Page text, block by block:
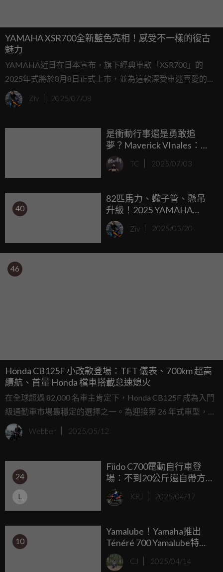
YAMAHA XSR700全新藍色亮相！感受不一樣的復古
魅力
YAMAHA近日在日本宣布，旗下經典車款「XSR700」的
2025年式將於8月8日正式上市，並為這款深受車迷喜愛的車
型帶來了全新的顏色選擇。這次的更新不僅限於顏色，還首
次推出了「深紫藍金屬C」，這款靈感來自YAMAHA賽車車
魅力。除了這個引人注目的藍色外，XSR700還將提供經典的
「激進白」顏色選擇，延續其時尚而不失優雅的外觀。
Ziv 2025/07/08
是衝動行事還是勇敢追
夢？Maverick VInales：當
年離開YAMAHA，我放棄
了1700萬歐元... ...
TC 2025/07/03
40
82匹馬力、蠍子管、懸吊
升級！2025 YAMAHA
Ténéré 700 GYTR 三階段
改裝套件海外發售
Ziv 2025/05/20
46
Honda CB125F 小改款登場：TFT 儀表、700km 超高
續航、首量 Honda 檔車搭載怠速熄火
在全球超過 82,000 名車主肯定下，Honda CB125F 成為入門
級通勤車市場最穩定的選擇之一。為迎接第 26 年式車型，
Honda 這次替 CB125F 帶來一系列「大車感」升級，不只更
時尚、更省油，甚至還首度導入 Honda 在手排機車上從未使
Webber 2025/05/12
24
L
Fiido C700電動自行車登
場：不到20公斤還自帶方
向燈，城市通勤超有型！
KRJ 2025/04/17
10
Yamalube！Yamaha推出
Ténéré 700 Yamalube特仕
車型，全球限量1台
CJ 2025/04/14